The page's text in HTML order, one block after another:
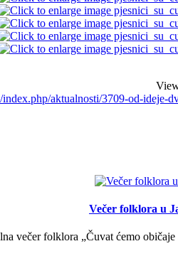
aktualnosti/3709-od-ideje-
Večer folklora u
večer folklora „Čuvat ćemo